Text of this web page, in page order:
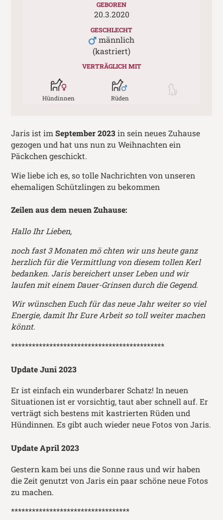
Jaris ist imSeptember 2023 in sein neues Zuhause
gezogen und hat uns nun zu Weihnachten ein
Päckchen geschickt.
Wie liebe ich es, so tolle Nachrichten von unseren
ehemaligen Schützlingen zu bekommen
Zeilen aus dem neuen Zuhause:
Hallo Ihr Lieben,
noch fast 3 Monaten mö chten wir uns heute ganz
herzlich für die Vermittlung von diesem tollen Kerl
bedanken. Jaris bereichert unser Leben und wir
laufen mit einem Dauer-Grinsen durch die Gegend.
Wir wünschen Euch für das neue Jahr weiter so viel
Energie, damit Ihr Eure Arbeit so toll weiter machen
könnt.
********************************************
Update Juni 2023
Er ist einfach ein wunderbarer Schatz! In neuen
Situationen ist er vorsichtig, taut aber schnell auf. Er
verträgt sich bestens mit kastrierten Rüden und
Hündinnen. Es gibt auch wieder neue Fotos von Jaris.
Update April 2023
Gestern kam bei uns die Sonne raus und wir haben
die Zeit genutzt von Jaris ein paar schöne neue Fotos
zu machen.
**********************************
GEBOREN
20.3.2020
GESCHLECHT
männlich
(kastriert)
VERTRÄGLICH MIT
Hündinnen Rüden